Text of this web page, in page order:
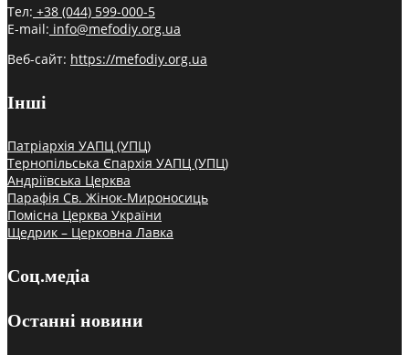
Тел: +38 (044) 599-000-5
E-mail: info@mefodiy.org.ua
Веб-сайт: https://mefodiy.org.ua
Інші
Патріархія УАПЦ (УПЦ)
Тернопільська Єпархія УАПЦ (УПЦ)
Андріївська Церква
Парафія Св. Жінок-Мироносиць
Помісна Церква України
Щедрик – Церковна Лавка
Соц.медіа
Останні новини